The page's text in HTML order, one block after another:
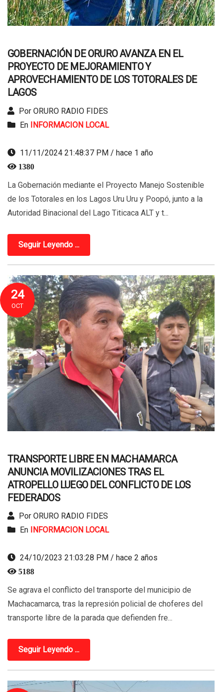
GOBERNACIÓN DE ORURO AVANZA EN EL
PROYECTO DE MEJORAMIENTO Y
APROVECHAMIENTO DE LOS TOTORALES DE
LAGOS
Por ORURO RADIO FIDES
En INFORMACION LOCAL
11/11/2024 21:48:37 PM / hace 1 año
1380
La Gobernación mediante el Proyecto Manejo Sostenible
de los Totorales en los Lagos Uru Uru y Poopó, junto a la
Autoridad Binacional del Lago Titicaca ALT y t...
Seguir Leyendo ...
24
OCT
TRANSPORTE LIBRE EN MACHAMARCA
ANUNCIA MOVILIZACIONES TRAS EL
ATROPELLO LUEGO DEL CONFLICTO DE LOS
FEDERADOS
Por ORURO RADIO FIDES
En
INFORMACION LOCAL
24/10/2023 21:03:28 PM / hace 2 años
5188
Se agrava el conflicto del transporte del municipio de
Machacamarca, tras la represión policial de choferes del
transporte libre de la parada que defienden fre...
Seguir Leyendo ...